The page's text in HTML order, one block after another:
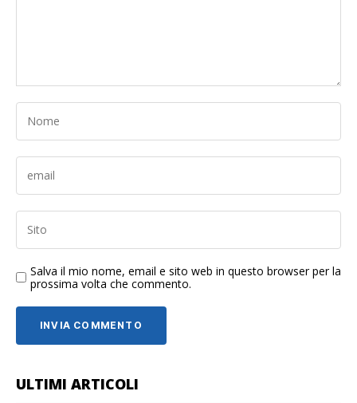
Salva il mio nome, email e sito web in questo browser per la
prossima volta che commento.
ULTIMI ARTICOLI